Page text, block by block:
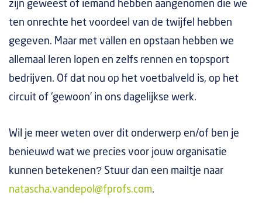
zijn geweest of iemand hebben aangenomen die we
ten onrechte het voordeel van de twijfel hebben
gegeven. Maar met vallen en opstaan hebben we
allemaal leren lopen en zelfs rennen en topsport
bedrijven. Of dat nou op het voetbalveld is, op het
circuit of ‘gewoon’ in ons dagelijkse werk.
Wil je meer weten over dit onderwerp en/of ben je
benieuwd wat we precies voor jouw organisatie
kunnen betekenen? Stuur dan een mailtje naar
natascha.vandepol@fprofs.com.